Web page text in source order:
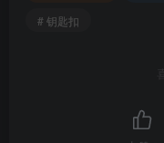
# 钥匙扣